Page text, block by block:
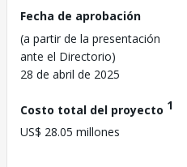
Fecha de aprobación
(a partir de la presentación
ante el Directorio)
28 de abril de 2025
Costo total del proyecto 1
US$ 28.05 millones